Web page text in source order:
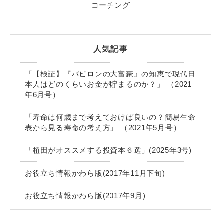
コーチング
人気記事
「【検証】『バビロンの大富豪』の知恵で現代日
本人はどのくらいお金が貯まるのか？」 （2021
年6月号）
「寿命は何歳まで考えておけば良いの？簡易生命
表から見る寿命の考え方」 （2021年5月号）
「植田がオススメする投資本６選」(2025年3号)
お役立ち情報かわら版(2017年11月下旬)
お役立ち情報かわら版(2017年9月)